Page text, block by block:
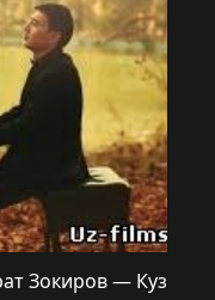
Зокиров — Куз